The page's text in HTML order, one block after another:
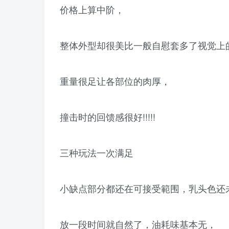
价格上算中阶，
整体外型却很美比一般自慰套多了视觉上
重量很足让各部位的肉厚，
撞击时的回馈感很好!!!!!
三种玩法一次满足
小缺点部分都还在可接受範围，乳头色还
放一段时间就自然了，油耗味基本无，